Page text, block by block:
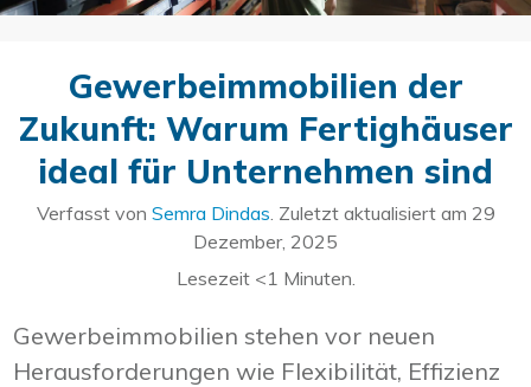
Gewerbeimmobilien der
Zukunft: Warum Fertighäuser
ideal für Unternehmen sind
Verfasst von Semra Dindas. Zuletzt aktualisiert am 29
Dezember, 2025
Lesezeit <1 Minuten.
Gewerbeimmobilien stehen vor neuen
Herausforderungen wie Flexibilität, Effizienz